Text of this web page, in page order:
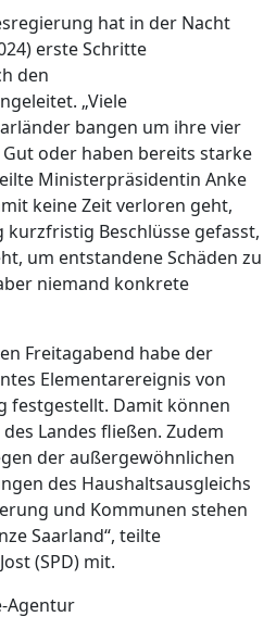
hat in der Nacht
erste Schritte
den
„Viele
bangen um ihre vier
oder haben bereits starke
Ministerpräsidentin Anke
keine Zeit verloren geht,
Beschlüsse gefasst,
um entstandene Schäden zu
niemand konkrete
Freitagabend habe der
Elementarereignis von
festgestellt. Damit können
Landes fließen. Zudem
der außergewöhnlichen
des Haushaltsausgleichs
und Kommunen stehen
Saarland“, teilte
(SPD) mit.
Agentur